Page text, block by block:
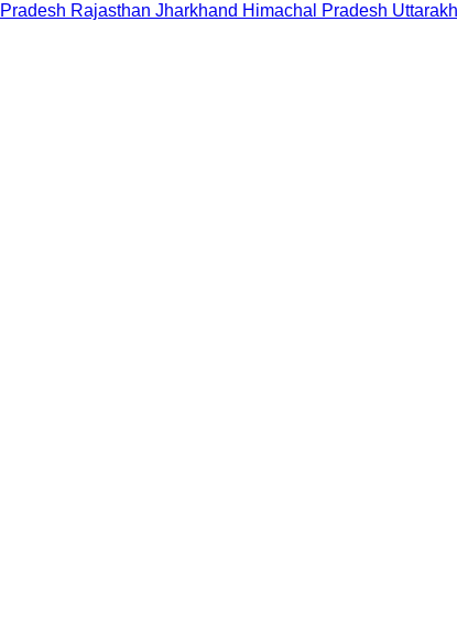
Rajasthan Jharkhand Himachal Pradesh